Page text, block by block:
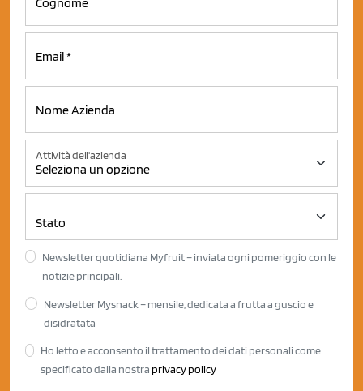
Attività dell'azienda
Newsletter quotidiana Myfruit – inviata ogni pomeriggio con le
notizie principali.
Newsletter Mysnack – mensile, dedicata a frutta a guscio e
disidratata
Ho letto e acconsento il trattamento dei dati personali come
specificato dalla nostra privacy policy